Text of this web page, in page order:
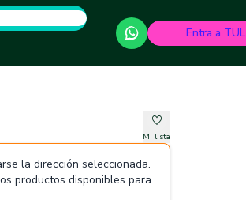
Entra a TUL
Mi lista
la dirección seleccionada.
productos disponibles para